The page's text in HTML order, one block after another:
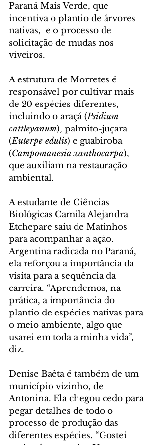
Paraná Mais Verde, que
incentiva o plantio de árvores
nativas,  e o processo de
solicitação de mudas nos
viveiros.
A estrutura de Morretes é
responsável por cultivar mais
de 20 espécies diferentes,
incluindo o araçá (Psidium
cattleyanum), palmito-juçara
(Euterpe edulis) e guabiroba
(Campomanesia xanthocarpa),
que auxiliam na restauração
ambiental.
A estudante de Ciências
Biológicas Camila Alejandra
Etchepare saiu de Matinhos
para acompanhar a ação.
Argentina radicada no Paraná,
ela reforçou a importância da
visita para a sequência da
carreira. “Aprendemos, na
prática, a importância do
plantio de espécies nativas para
o meio ambiente, algo que
usarei em toda a minha vida”,
diz.
Denise Baêta é também de um
município vizinho, de
Antonina. Ela chegou cedo para
pegar detalhes de todo o
processo de produção das
diferentes espécies. “Gostei